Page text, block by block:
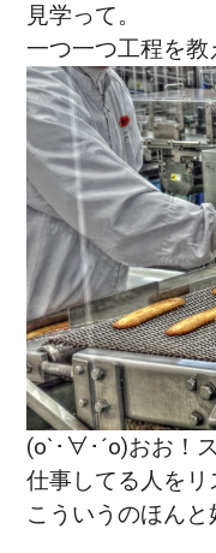
見学って。
一つ一つ工程を教
(o`･∀･´o)おお！
仕事してる人をリ
こ ういうのほん